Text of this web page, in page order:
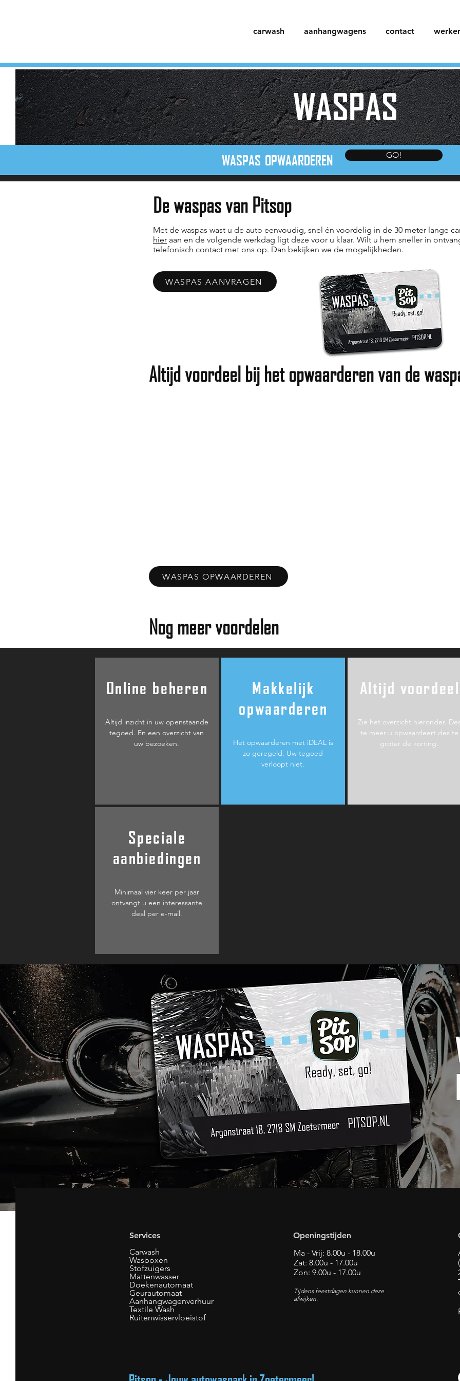
carwash aanhangwagens contact
WASPAS
WASPAS OPWAARDEREN GO!
De waspas van Pitsop
Met de waspas wast u de auto eenvoudig, snel én voordelig in de 30 meter lange
hier aan en de volgende werkdag ligt deze voor u klaar. Wilt u hem sneller in
telefonisch contact met ons op. Dan bekijken we de mogelijkheden.
WASPAS AANVRAGEN
Altijd voordeel bij het opwaarderen van de
WASPAS OPWAARDEREN
Nog meer voordelen
Online beheren
Altijd inzicht in uw openstaande
tegoed. En een overzicht van
uw bezoeken.
Makkelijk
opwaarderen
Het opwaarderen met iDEAL is
zo geregeld. Uw tegoed
verloopt niet.
Altijd voordeel
Zie het overzicht hieronder.
te meer u opwaardeert des te
groter de korting.
Speciale
aanbiedingen
Minimaal vier keer per jaar
ontvangt u een interessante
deal per e-mail.
Services
Carwash
Wasboxen
Stofzuigers
Mattenwasser
Doekenautomaat
Geurautomaat
Aanhangwagenverhuur
Textile Wash
Ruitenwisservloeistof
Openingstijden
Ma - Vrij: 8.00u - 18.00u
Zat: 8.00u - 17.00u
Zon: 9.00u - 17.00u
Tijdens feestdagen kunnen deze
afwijken.